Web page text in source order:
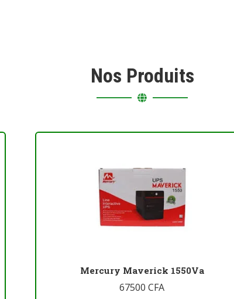
Nos Produits
Mercury Maverick 1550Va
67500CFA